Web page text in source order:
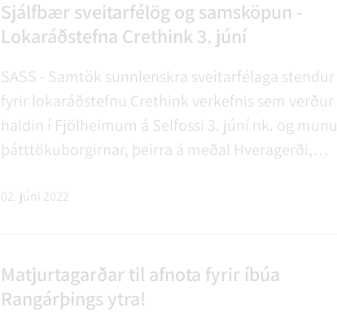
Sjálfbær sveitarfélög og samsköpun -
Lokaráðstefna Crethink 3. júní
SASS - Samtök sunnlenskra sveitarfélaga stendur
fyrir lokaráðstefnu Crethink verkefnis sem verður
haldin í Fjölheimum á Selfossi 3. júní nk. og munu
þátttökuborgirnar, þeirra á meðal Hveragerði,
02. júní 2022
Matjurtagarðar til afnota fyrir íbúa
Rangárþings ytra!